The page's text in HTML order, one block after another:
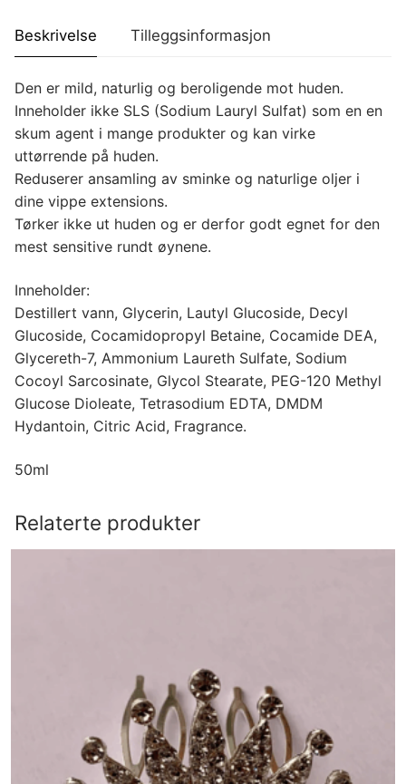
Beskrivelse Tilleggsinformasjon
Den er mild, naturlig og beroligende mot huden.
Inneholder ikke SLS (Sodium Lauryl Sulfat) som en en
skum agent i mange produkter og kan virke
uttørrende på huden.
Reduserer ansamling av sminke og naturlige oljer i
dine vippe extensions.
Tørker ikke ut huden og er derfor godt egnet for den
mest sensitive rundt øynene.
Inneholder:
Destillert vann, Glycerin, Lautyl Glucoside, Decyl
Glucoside, Cocamidopropyl Betaine, Cocamide DEA,
Glycereth-7, Ammonium Laureth Sulfate, Sodium
Cocoyl Sarcosinate, Glycol Stearate, PEG-120 Methyl
Glucose Dioleate, Tetrasodium EDTA, DMDM
Hydantoin, Citric Acid, Fragrance.
50ml
Relaterte produkter